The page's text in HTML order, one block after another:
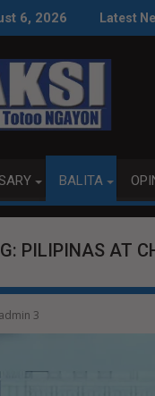
6, 2026 Latest
TRIAL
LOCALIZED
BALITA
PILIPINAS AT
admin 3